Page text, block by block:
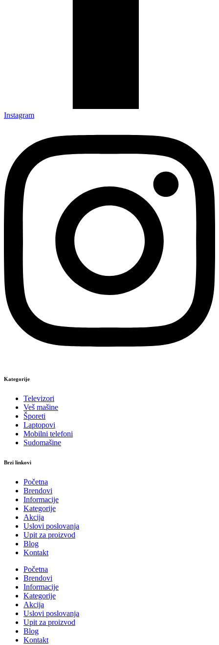
Instagram
Kategorije
Televizori
Veš mašine
Šporeti
Laptopovi
Mobilni telefoni
Sudomašine
Brzi linkovi
Početna
Brendovi
Informacije
Kategorije
Akcija
Uslovi poslovanja
Upit za proizvod
Blog
Kontakt
Početna
Brendovi
Informacije
Kategorije
Akcija
Uslovi poslovanja
Upit za proizvod
Blog
Kontakt